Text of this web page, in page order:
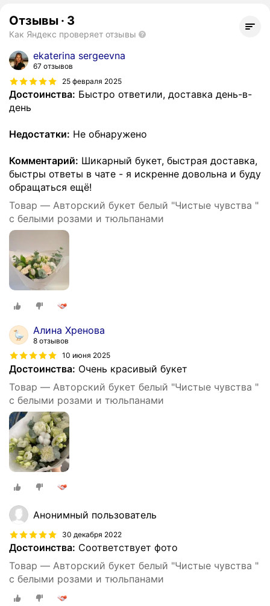
Отзывы · 3
Как Яндекс проверяет отзывы
ekaterina sergeevna
67 отзывов
25 февраля 2025
Достоинства: Быстро ответили, доставка день-в-
день
Недостатки: Не обнаружено
Комментарий: Шикарный букет, быстрая доставка,
быстры ответы в чате - я искренне довольна и буду
обращаться ещё!
Товар — Авторский букет белый "Чистые чувства "
с белыми розами и тюльпанами
Алина Хренова
8 отзывов
10 июня 2025
Достоинства: Очень красивый букет
Товар — Авторский букет белый "Чистые чувства "
с белыми розами и тюльпанами
Анонимный пользователь
30 декабря 2022
Достоинства: Соответствует фото
Товар — Авторский букет белый "Чистые чувства "
с белыми розами и тюльпанами